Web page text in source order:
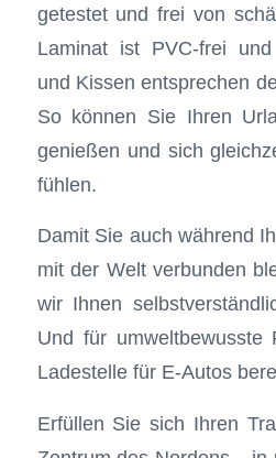
getestet und frei von
Laminat ist PVC-frei
und Kissen entsprechen
So können Sie Ihren
genießen und sich
fühlen.
Damit Sie auch während
mit der Welt verbunden
wir Ihnen
Und für umweltbewusste
Ladestelle für E-Autos
Erfüllen Sie sich Ihren